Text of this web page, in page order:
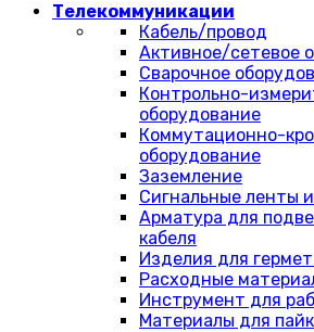
Телекоммуникации
Кабель/провод
Активное/сетевое
Сварочное
Контрольно-
оборудование
Коммутационно-
оборудование
Заземление
Сигнальные ленты
Арматура для
кабеля
Изделия для
Расходные
Инструмент для
Материалы для